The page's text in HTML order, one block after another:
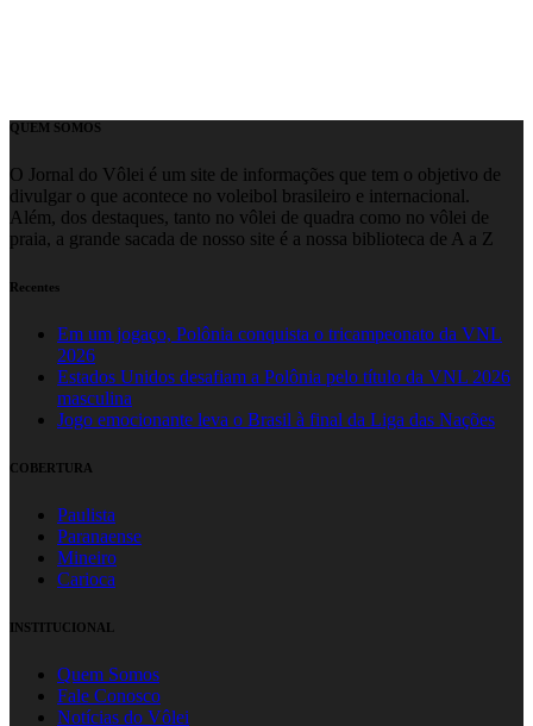
QUEM SOMOS
O Jornal do Vôlei é um site de informações que tem o objetivo de
divulgar o que acontece no voleibol brasileiro e internacional.
Além, dos destaques, tanto no vôlei de quadra como no vôlei de
praia, a grande sacada de nosso site é a nossa biblioteca de A a Z
Recentes
Em um jogaço, Polônia conquista o tricampeonato da VNL
2026
Estados Unidos desafiam a Polônia pelo título da VNL 2026
masculina
Jogo emocionante leva o Brasil à final da Liga das Nações
COBERTURA
Paulista
Paranaense
Mineiro
Carioca
INSTITUCIONAL
Quem Somos
Fale Conosco
Notícias do Vôlei